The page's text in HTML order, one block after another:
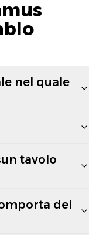
nel quale
tavolo
dei